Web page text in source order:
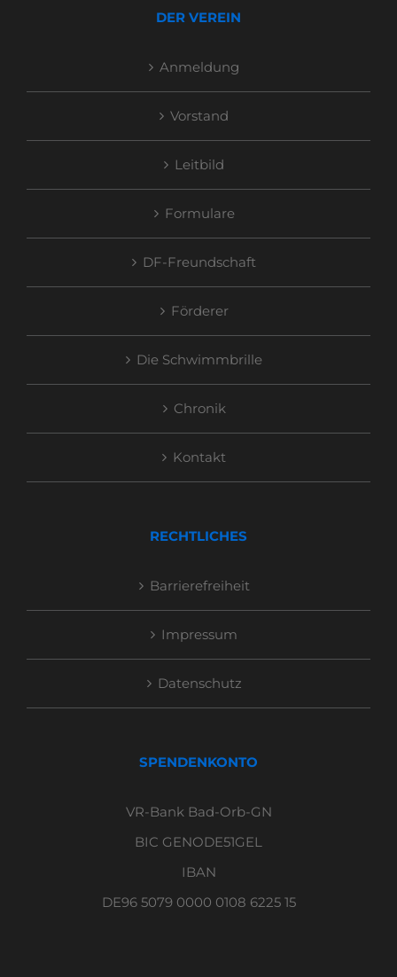
DER VEREIN
Anmeldung
Vorstand
Leitbild
Formulare
DF-Freundschaft
Förderer
Die Schwimmbrille
Chronik
Kontakt
RECHTLICHES
Barrierefreiheit
Impressum
Datenschutz
SPENDENKONTO
VR-Bank Bad-Orb-GN
BIC GENODE51GEL
IBAN
DE96 5079 0000 0108 6225 15